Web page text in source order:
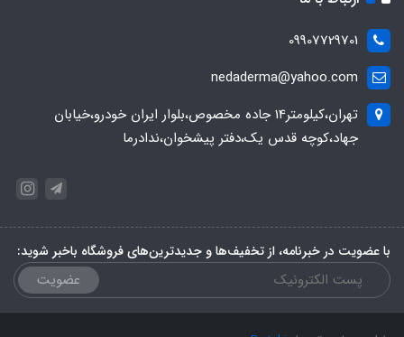
09907729701
nedaderma@yahoo.com
تهران،کیلومتر14 جاده مخصوص،بلوار ایران خودرو،خیابان
جهاد،کوچه قدس یک،دفتر پیشخوان،ندادرما
با عضویت در خبرنامه، از تخفیف‌ها و جدیدترین‌های فروشگاه باخبر شوید:
عضویت